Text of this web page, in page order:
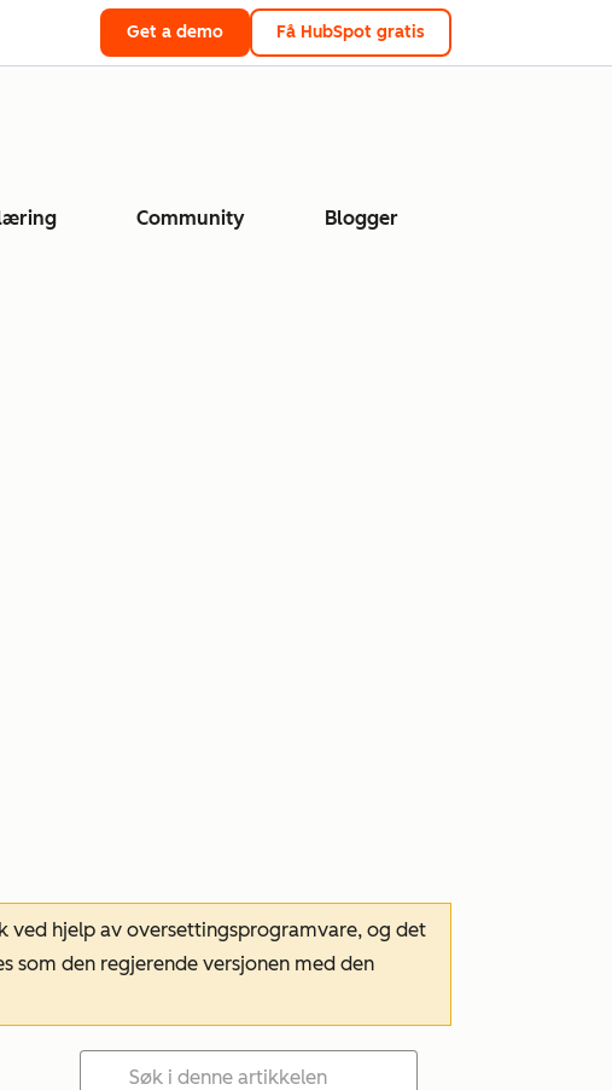
Get a demo Få HubSpot gratis
Community Blogger
ved hjelp av oversettingsprogramvare, og det
som den regjerende versjonen med den